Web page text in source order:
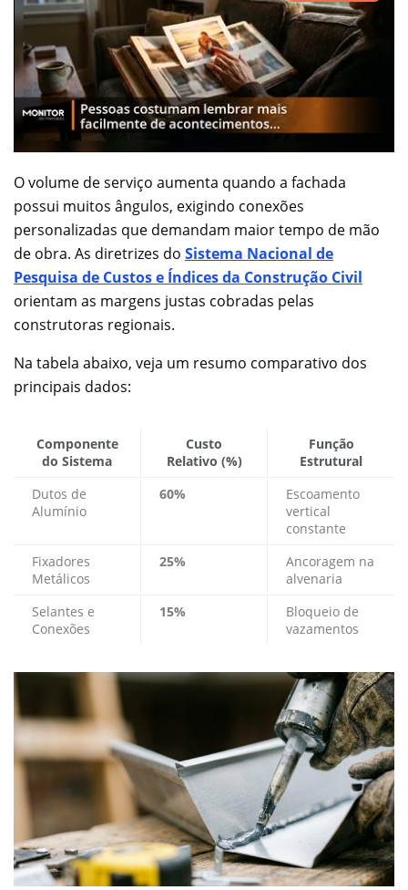
O volume de serviço aumenta quando a fachada
possui muitos ângulos, exigindo conexões
personalizadas que demandam maior tempo de mão
de obra. As diretrizes do Sistema Nacional de
Pesquisa de Custos e Índices da Construção Civil
orientam as margens justas cobradas pelas
construtoras regionais.
Na tabela abaixo, veja um resumo comparativo dos
principais dados:
Componente
do Sistema
Custo
Relativo (%)
Função
Estrutural
Dutos de
Alumínio
60%
Escoamento
vertical
constante
Fixadores
Metálicos
25%
Ancoragem na
alvenaria
Selantes e
Conexões
15%
Bloqueio de
vazamentos